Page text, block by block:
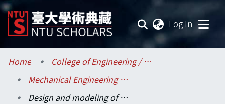
Log In
Communities & Collections
Research Outputs
Home
College of Engineering / 工學院
Mechanical Engineering / 機械工程學系
Design and modeling of innovative solar ejector air conditioners and chillers operating with low-boiling working fluids